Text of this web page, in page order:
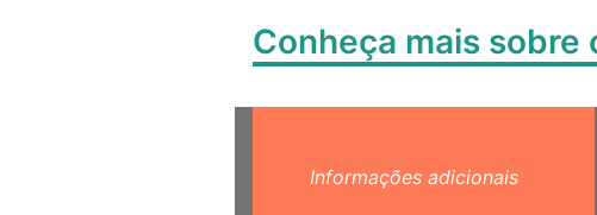
Conheça mais sobre
Informações adicionais